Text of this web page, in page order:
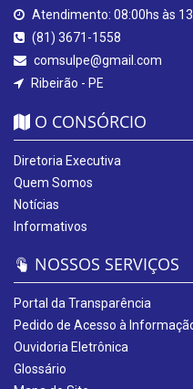
Atendimento: 08:00hs às
(81) 3671-1558
comsulpe@gmail.com
Ribeirão - PE
O CONSÓRCIO
Diretoria Executiva
Quem Somos
Notícias
Informativos
NOSSOS SERVIÇOS
Portal da Transparência
Pedido de Acesso à
Ouvidoria Eletrônica
Glossário